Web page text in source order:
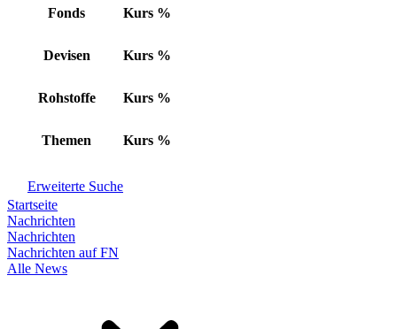
Fonds Kurs %
Devisen Kurs %
Rohstoffe Kurs %
Themen Kurs %
Erweiterte Suche
Startseite
Nachrichten
Nachrichten
Nachrichten auf FN
Alle News